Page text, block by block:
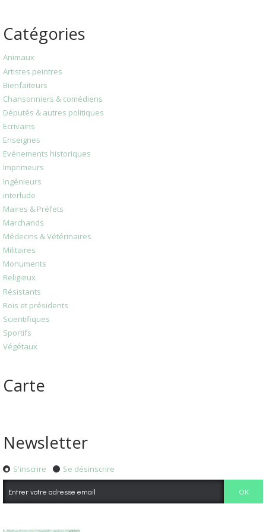
Catégories
Animaux
Artistes peintres
Bienfaiteurs
Chansonniers & comédiens
Députés & autres politiques
Ecrivains
Enseignes
Evénements historiques
Imprimeurs
Ingénieurs
interlude
Maires & Préfets
Marchands
Médecins & Vétérinaires
Militaires
Monuments
Religieux
Résistants
Rois et présidents
Scientifiques
Sportifs
Végétaux
Carte
Newsletter
S'inscrire Se désinscrire